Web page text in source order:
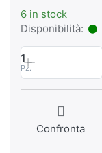
6 in stock
Disponibilità:
1
Pz.
Confronta